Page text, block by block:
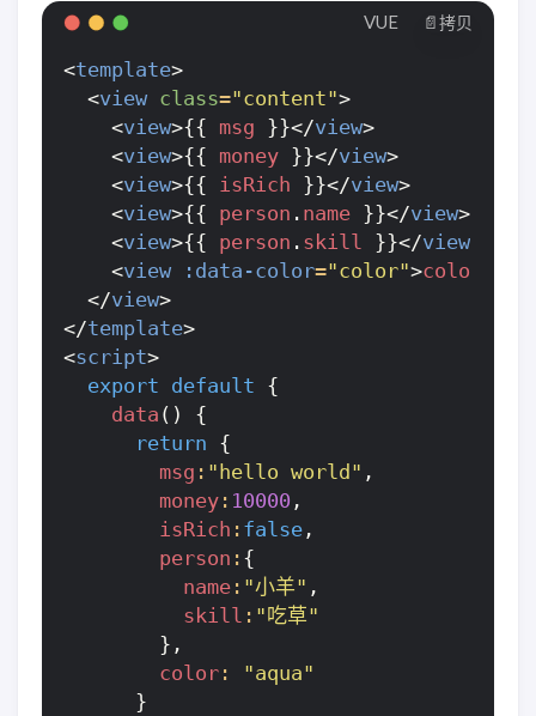
<template>
<view class="content">
<view>{{ msg }}</view>
<view>{{ money }}</view>
<view>{{ isRich }}</view>
<view>{{ person . name }}</view>
<view>{{ person . skill }}</view
<view :data-color="color">color
</view>
</template>
<script>
export default {
data ()
{
return {
msg : "hello world" ,
money : 10000 ,
isRich : false ,
person : {
name : "小羊" ,
skill : "吃草"
},
color :
"aqua"
}
📄拷贝
VUE